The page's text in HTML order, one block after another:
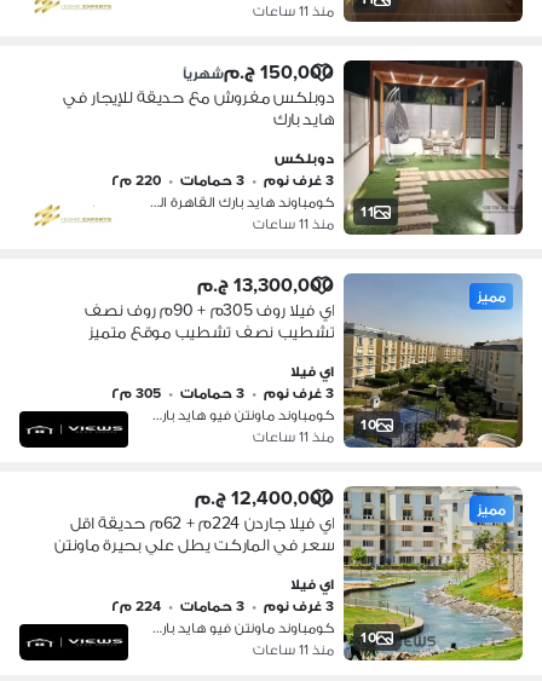
منذ 11 ساعات
11
150,000 ج.م شهرياً
دوبلكس مفروش مع حديقة للإيجار في
هايد بارك
دوبلكس
3 غرف نوم
• 3 حمامات • 220 م٢
كومباوند هايد بارك القاهرة الجديدة،…
منذ 11 ساعات
10
مميز 13,300,000 ج.م
اي فيلا روف 305م + 90م روف نصف
تشطيب نصف تشطيب موقع متميز
hyde park
اي فيلا
3 غرف نوم
• 3 حمامات • 305 م٢
كومباوند ماونتن فيو هايد بارك، التج…
منذ 11 ساعات
10
مميز 12,400,000 ج.م
اي فيلا جاردن 224م + 62م حديقة اقل
سعر في الماركت يطل علي بحيرة ماونتن
اي فيلا
3 غرف نوم
• 3 حمامات • 224 م٢
كومباوند ماونتن فيو هايد بارك، التج…
منذ 11 ساعات